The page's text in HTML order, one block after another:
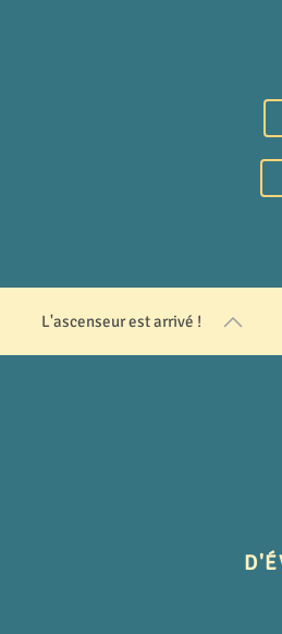
L'ascenseur est arrivé !